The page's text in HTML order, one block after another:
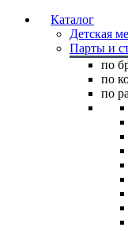
Каталог
Детская
Парты и
по
по
по